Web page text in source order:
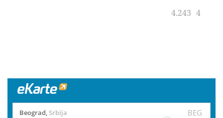
4.243 4
Beograd, Srbija BEG